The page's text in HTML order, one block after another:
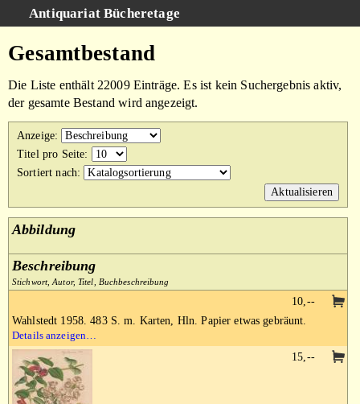
Antiquariat Bücheretage
Gesamtbestand
Warenkorb
AGB
Gesamtbestand
Die Liste enthält 22009 Einträge. Es ist kein Suchergebnis aktiv,
der gesamte Bestand wird angezeigt.
Anzeige:
Titel pro Seite:
Sortiert nach:
Abbildung
Beschreibung
Stichwort, Autor, Titel, Buchbeschreibung
Wahlstedt 1958. 483 S. m. Karten, Hln. Papier etwas gebräunt.
Details anzeigen…
10,--
15,--